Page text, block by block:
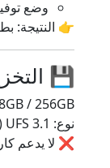
وضع
👉 النتيجة:
💾
/ 256GB
نوع: UFS 3.1 (سرعة قراءة وكتابة جيدة)
❌ لا يدعم